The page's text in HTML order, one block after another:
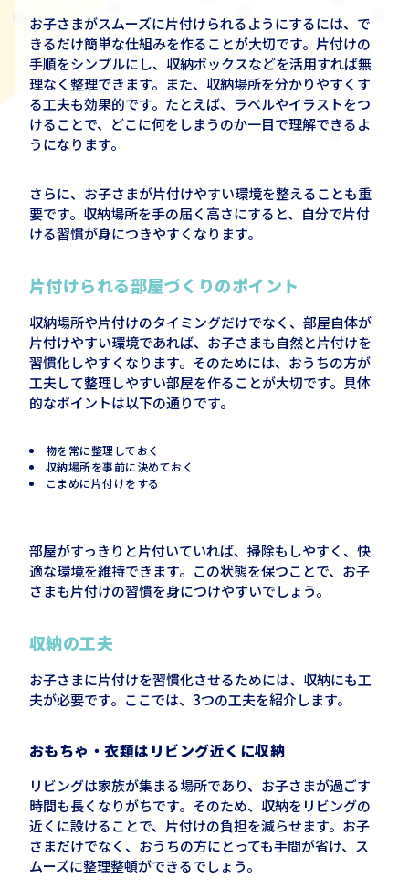
お子さまがスムーズに片付けられるようにするには、で
きるだけ簡単な仕組みを作ることが大切です。片付けの
手順をシンプルにし、収納ボックスなどを活用すれば無
理なく整理できます。また、収納場所を分かりやすくす
る工夫も効果的です。たとえば、ラベルやイラストをつ
けることで、どこに何をしまうのか一目で理解できるよ
うになります。
さらに、お子さまが片付けやすい環境を整えることも重
要です。収納場所を手の届く高さにすると、自分で片付
ける習慣が身につきやすくなります。
片付けられる部屋づくりのポイント
収納場所や片付けのタイミングだけでなく、部屋自体が
片付けやすい環境であれば、お子さまも自然と片付けを
習慣化しやすくなります。そのためには、おうちの方が
工夫して整理しやすい部屋を作ることが大切です。具体
的なポイントは以下の通りです。
物を常に整理しておく
収納場所を事前に決めておく
こまめに片付けをする
部屋がすっきりと片付いていれば、掃除もしやすく、快
適な環境を維持できます。この状態を保つことで、お子
さまも片付けの習慣を身につけやすいでしょう。
収納の工夫
お子さまに片付けを習慣化させるためには、収納にも工
夫が必要です。ここでは、3つの工夫を紹介します。
おもちゃ・衣類はリビング近くに収納
リビングは家族が集まる場所であり、お子さまが過ごす
時間も長くなりがちです。そのため、収納をリビングの
近くに設けることで、片付けの負担を減らせます。お子
さまだけでなく、おうちの方にとっても手間が省け、ス
ムーズに整理整頓ができるでしょう。